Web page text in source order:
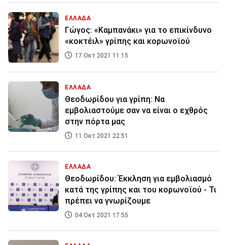
ΕΛΛΑΔΑ
Γώγος: «Καμπανάκι» για το επικίνδυνο
«κοκτέιλ» γρίπης και κορωνοϊού
17 Οκτ 2021 11:15
ΕΛΛΑΔΑ
Θεοδωρίδου για γρίπη: Να
εμβολιαστούμε σαν να είναι ο εχθρός
στην πόρτα μας
11 Οκτ 2021 22:51
ΕΛΛΑΔΑ
Θεοδωρίδου: Έκκληση για εμβολιασμό
κατά της γρίπης και του κορωνοϊού - Τι
πρέπει να γνωρίζουμε
04 Οκτ 2021 17:55